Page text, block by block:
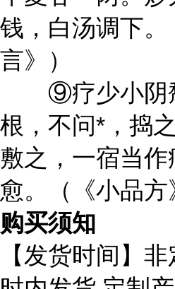
钱，白汤调下。
言》）
⑨疗少小阴
根，不问*，捣
敷之，一宿当作
愈。（《小品方
购买须知
【发货时间】